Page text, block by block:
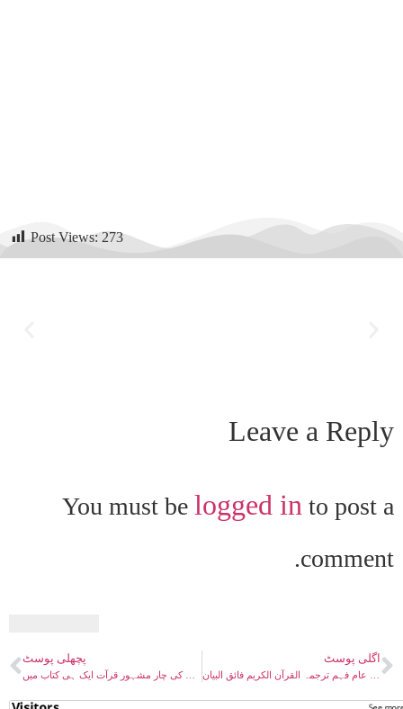
Post Views: 273
Leave a Reply
You must be logged in to post a
comment.
پچھلی پوسٹ اگلی پوسٹ